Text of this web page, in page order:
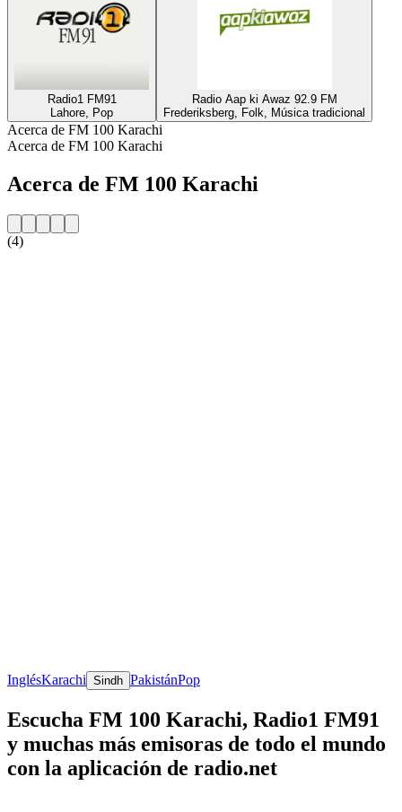
Radio1 FM91
Lahore, Pop
Radio Aap ki Awaz 92.9 FM
Frederiksberg, Folk, Música tradicional
Acerca de FM 100 Karachi
Acerca de FM 100 Karachi
Acerca de FM 100 Karachi
(4)
InglésKarachi Sindh PakistánPop
Escucha FM 100 Karachi, Radio1 FM91
y muchas más emisoras de todo el mundo
con la aplicación de radio.net